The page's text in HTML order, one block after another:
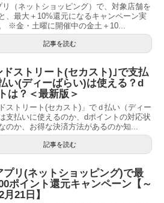
リ（ネットショッピング）で、対象店舗を
、最大＋10%還元になるキャンペーン実
※金・土曜に開催中の金土＋10...
記事を読む
ドストリート(セカスト)｣で支払
い(ディーばらい)は使える？d
は？＜最新版＞
ストリート(セカスト)」でｄ払い（ディー
支払いに使えるのか、dポイントの対応状
のか、お得な決済方法があるのか知...
記事を読む
プリ(ネットショッピング)で最
ポイント還元キャンペーン【～
21日】